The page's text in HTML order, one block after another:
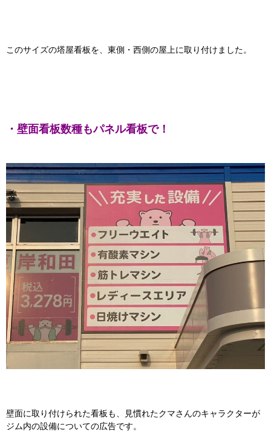
このサイズの塔屋看板を、東側・西側の屋上に取り付けました。
・壁面看板数種もパネル看板で！
壁面に取り付けられた看板も、見慣れたクマさんのキャラクターが
ジム内の設備についての広告です。